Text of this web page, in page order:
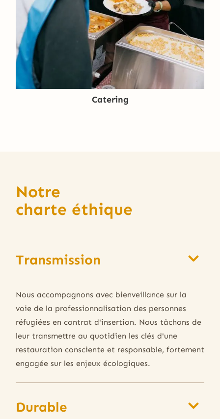
Catering
Notre
charte éthique
Transmission
Nous accompagnons avec bienveillance sur la
voie de la professionnalisation des personnes
réfugiées en contrat d'insertion. Nous tâchons de
leur transmettre au quotidien les clés d'une
restauration consciente et responsable, fortement
engagée sur les enjeux écologiques.
Durable